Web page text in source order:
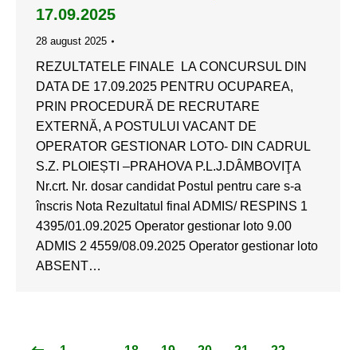
17.09.2025
28 august 2025
REZULTATELE FINALE LA CONCURSUL DIN
DATA DE 17.09.2025 PENTRU OCUPAREA,
PRIN PROCEDURĂ DE RECRUTARE
EXTERNĂ, A POSTULUI VACANT DE
OPERATOR GESTIONAR LOTO- DIN CADRUL
S.Z. PLOIEȘTI –PRAHOVA P.L.J.DÂMBOVIŢA
Nr.crt. Nr. dosar candidat Postul pentru care s-a
înscris Nota Rezultatul final ADMIS/ RESPINS 1
4395/01.09.2025 Operator gestionar loto 9.00
ADMIS 2 4559/08.09.2025 Operator gestionar loto
ABSENT…